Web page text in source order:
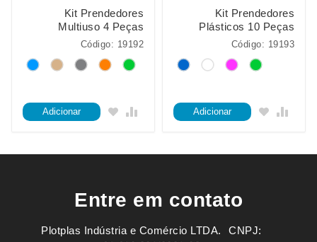
Kit Prendedores
Multiuso 4 Peças
Código: 19192
Adicionar
Kit Prendedores
Plásticos 10 Peças
Código: 19193
Adicionar
Entre em contato
Plotplas Indústria e Comércio LTDA. ㅤㅤㅤ CNPJ: